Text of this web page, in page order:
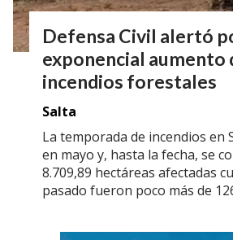
Defensa Civil alertó
exponencial aumento
incendios forestales
Salta
La temporada de incendios en
en mayo y, hasta la fecha, se
8.709,89 hectáreas afectadas
pasado fueron poco más de